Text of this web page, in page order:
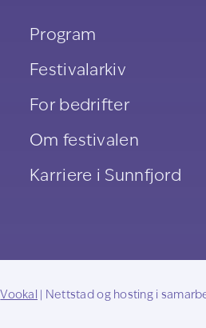
Program
Festivalarkiv
For bedrifter
Om festivalen
Karriere i Sunnfjord
Vookal | Nettstad og hosting i